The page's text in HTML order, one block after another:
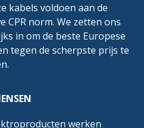
kabels voldoen aan de
CPR norm. We zetten ons
in om de beste Europese
tegen de scherpste prijs te
werken